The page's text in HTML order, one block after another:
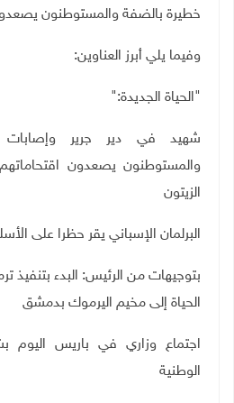
خطيرة بالضفة والمستوطنون
وفيما يلي أبرز العناوين:
"الحياة الجديدة":
شهيد في دير جرير وإصابات
والمستوطنون يصعدون
الزيتون
البرلمان الإسباني يقر حظرا على
بتوجيهات من الرئيس: البدء بتنفيذ
الحياة إلى مخيم اليرموك بدمشق
اجتماع وزاري في باريس اليوم
الوطنية